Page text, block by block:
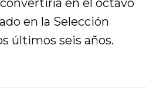
en el octavo
en la Selección
últimos seis años.